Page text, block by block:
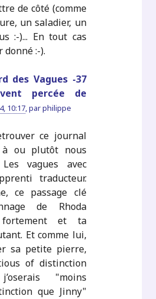
de côté (comme
un saladier, un
:-)... En tout cas
donné :-).
des Vagues -37
percée de
10:17,parphilippe
ce journal
ou plutôt nous
vagues avec
traducteur.
ce passage clé
de Rhoda
fortement et ta
Et comme lui,
sa petite pierre,
of distinction
"moins
que Jinny"